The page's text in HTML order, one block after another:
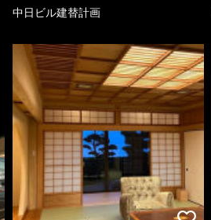
中日ビル建替計画